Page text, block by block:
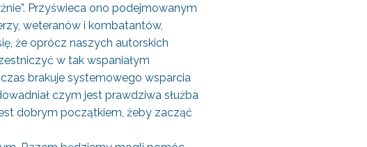
Przyświeca ono podejmowanym
weteranów i kombatantów,
że oprócz naszych autorskich
w tak wspaniałym
brakuje systemowego wsparcia
czym jest prawdziwa służba
dobrym początkiem, żeby zacząć